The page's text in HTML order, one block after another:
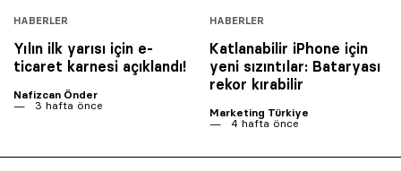
HABERLER
Yılın ilk yarısı için e-
ticaret karnesi açıklandı!
Nafizcan Önder
3 hafta önce
HABERLER
Katlanabilir iPhone için
yeni sızıntılar: Bataryası
rekor kırabilir
Marketing Türkiye
4 hafta önce